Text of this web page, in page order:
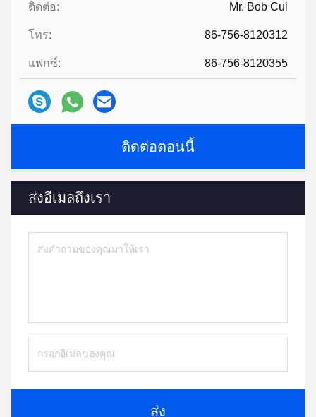
ติดต่อ: Mr. Bob Cui
โทร: 86-756-8120312
แฟกซ์: 86-756-8120355
ติดต่อตอนนี้
ส่งอีเมลถึงเรา
ส่ง